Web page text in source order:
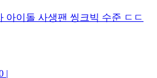
아이돌 사생팬 씽크빅 수준 ㄷㄷ
|